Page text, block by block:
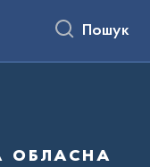
Пошук
обласна